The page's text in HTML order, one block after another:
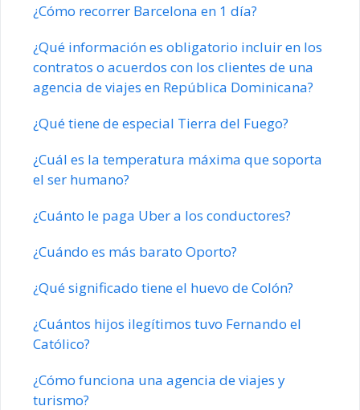
¿Cómo recorrer Barcelona en 1 día?
¿Qué información es obligatorio incluir en los
contratos o acuerdos con los clientes de una
agencia de viajes en República Dominicana?
¿Qué tiene de especial Tierra del Fuego?
¿Cuál es la temperatura máxima que soporta
el ser humano?
¿Cuánto le paga Uber a los conductores?
¿Cuándo es más barato Oporto?
¿Qué significado tiene el huevo de Colón?
¿Cuántos hijos ilegítimos tuvo Fernando el
Católico?
¿Cómo funciona una agencia de viajes y
turismo?